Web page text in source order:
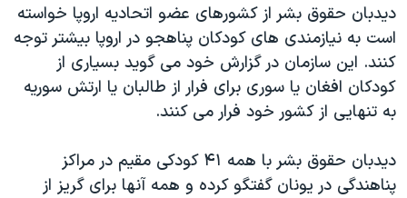
جستجوویژه برنامه‌ها
ویدیوها
فرهنگ و زندگی
اقتصادی
علم و فناوری
بایگانی برنامه‌های تلویزیونی
مستندها
حمله جمهوری اسلامی به اسرائیل
رمز مهسا
یادگیری زبان انگلیسی
دنبال کنید
دیدبان حقوق بشر از کشورهای عضو اتحادیه اروپا خواسته
است به نیازمندی های کودکان پناهجو در اروپا بیشتر توجه
کنند. این سازمان در گزارش خود می گوید بسیاری از
کودکان افغان یا سوری برای فرار از طالبان یا ارتش سوریه
به تنهایی از کشور خود فرار می کنند.
دیدبان حقوق بشر با همه ۴۱ کودکی مقیم در مراکز
پناهندگی در یونان گفتگو کرده و همه آنها برای گریز از